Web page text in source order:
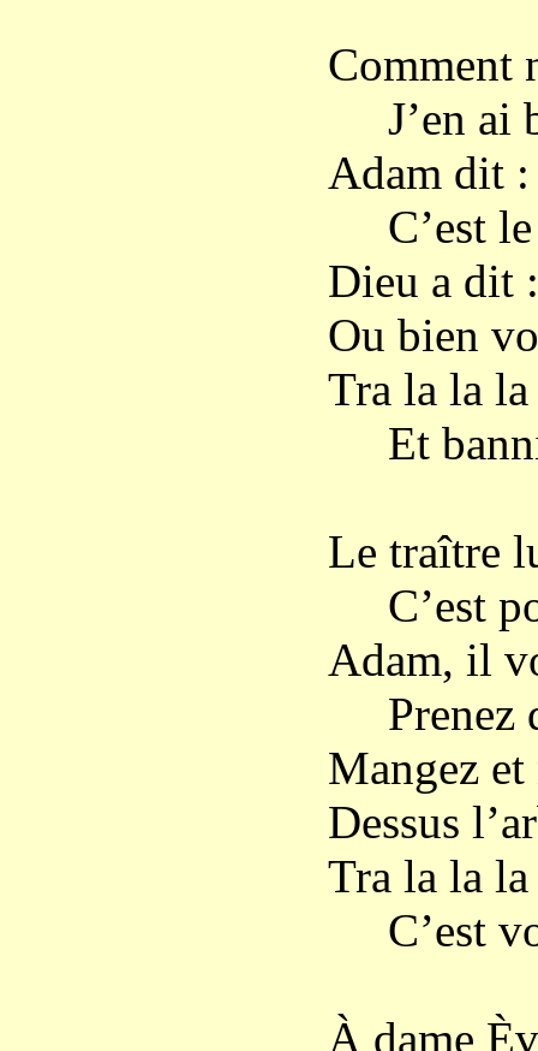
Comment
J’en ai
Adam dit :
C’est le
Dieu a dit
Ou bien
Tra la la
Et
Le traître
C’est
Adam, il
Prenez
Mangez et
Dessus
Tra la la
C’est
À dame